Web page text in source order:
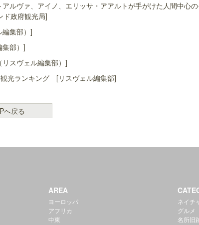
ルヴァ、アイノ、エリッサ・アアルトが手がけた人間中心
政府観光局]
集部）]
部）]
スヴェル編集部）]
光ランキング [リスヴェル編集部]
へ戻る
AREA
ヨーロッパ
アフリカ
中東
ネイチ
グルメ
名所旧